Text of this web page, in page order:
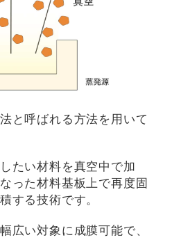
と呼ばれる方法を用いて
たい材料を真空中で加
った材料基板上で再度固
する技術です。
広い対象に成膜可能で、